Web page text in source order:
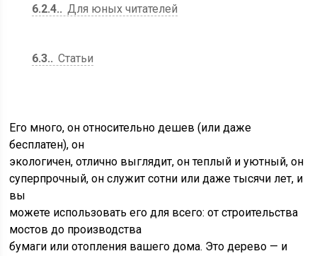
6.2.4. Для юных читателей
6.3. Статьи
Его много, он относительно дешев (или даже
бесплатен), он
экологичен, отлично выглядит, он теплый и уютный, он
суперпрочный, он служит сотни или даже тысячи лет, и
вы
можете использовать его для всего: от строительства
мостов до производства
бумаги или отопления вашего дома. Это дерево — и